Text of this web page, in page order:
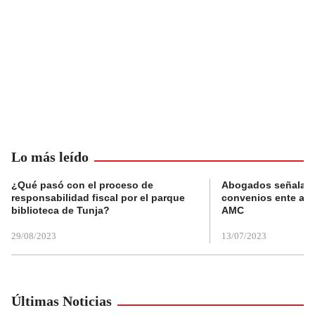
Lo más leído
¿Qué pasó con el proceso de
responsabilidad fiscal por el parque
biblioteca de Tunja?
29/08/2023
Abogados
convenios ente
AMC
13/07/2023
Últimas Noticias